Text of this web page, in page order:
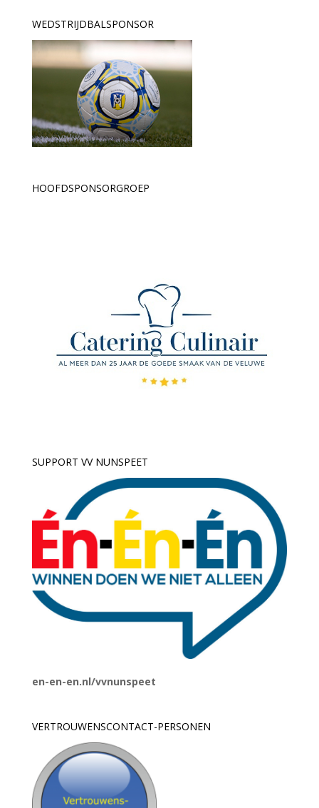
WEDSTRIJDBALSPONSOR
HOOFDSPONSORGROEP
SUPPORT VV NUNSPEET
en-en-en.nl/vvnunspeet
VERTROUWENSCONTACT-PERSONEN